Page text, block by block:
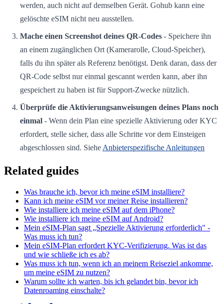
werden, auch nicht auf demselben Gerät. Gohub kann eine
gelöschte eSIM nicht neu ausstellen.
Mache einen Screenshot deines QR-Codes - Speichere ihn
an einem zugänglichen Ort (Kamerarolle, Cloud-Speicher),
falls du ihn später als Referenz benötigst. Denk daran, dass der
QR-Code selbst nur einmal gescannt werden kann, aber ihn
gespeichert zu haben ist für Support-Zwecke nützlich.
Überprüfe die Aktivierungsanweisungen deines Plans noch
einmal - Wenn dein Plan eine spezielle Aktivierung oder KYC
erfordert, stelle sicher, dass alle Schritte vor dem Einsteigen
abgeschlossen sind. Siehe Anbieterspezifische Anleitungen
Related guides
Was brauche ich, bevor ich meine eSIM installiere?
Kann ich meine eSIM vor meiner Reise installieren?
Wie installiere ich meine eSIM auf dem iPhone?
Wie installiere ich meine eSIM auf Android?
Mein eSIM-Plan sagt „Spezielle Aktivierung erforderlich" -
Was muss ich tun?
Mein eSIM-Plan erfordert KYC-Verifizierung. Was ist das
und wie schließe ich es ab?
Was muss ich tun, wenn ich an meinem Reiseziel ankomme,
um meine eSIM zu nutzen?
Warum sollte ich warten, bis ich gelandet bin, bevor ich
Datenroaming einschalte?